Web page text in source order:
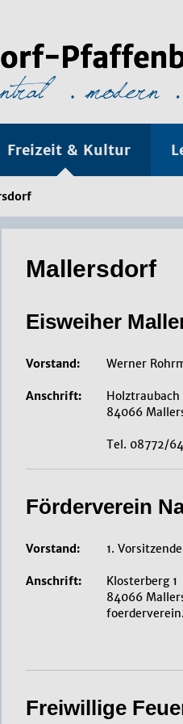
Freizeit & Kultur
Mallersdorf
Eisweiher
Vorstand: Werner
Anschrift:
84066
Tel. 08772/
Förderverein
Vorstand: 1.
Anschrift:
Klosterberg 1
84066
Freiwillige